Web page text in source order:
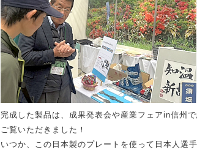
完成した製品は、成果発表会や産業フェアin信州
ご覧いただきました！
いつか、この日本製のプレートを使って日本人選